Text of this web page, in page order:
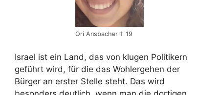
Ori Ansbacher † 19
Israel ist ein Land, das von klugen Politikern
geführt wird, für die das Wohlergehen der
Bürger an erster Stelle steht. Das wird